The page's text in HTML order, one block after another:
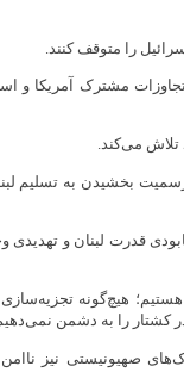
را متوقف کنند.
مشترک آمریکا و
تلاش می‌کند.
بخشیدن به تسلیم
قدرت لبنان و تهدیدی
هیچ‌گونه
کشتار را به دشمن
صهیونیستی نیز